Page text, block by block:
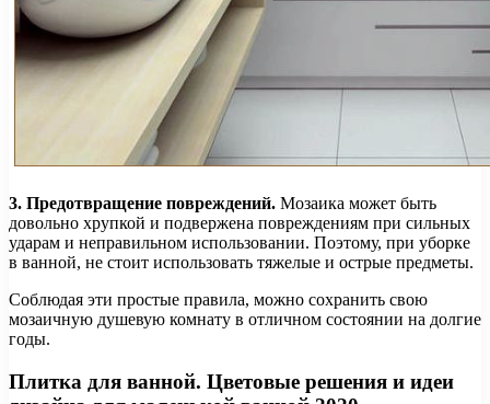
3. Предотвращение повреждений. Мозаика может быть
довольно хрупкой и подвержена повреждениям при сильных
ударам и неправильном использовании. Поэтому, при уборке
в ванной, не стоит использовать тяжелые и острые предметы.
Соблюдая эти простые правила, можно сохранить свою
мозаичную душевую комнату в отличном состоянии на долгие
годы.
Плитка для ванной. Цветовые решения и идеи